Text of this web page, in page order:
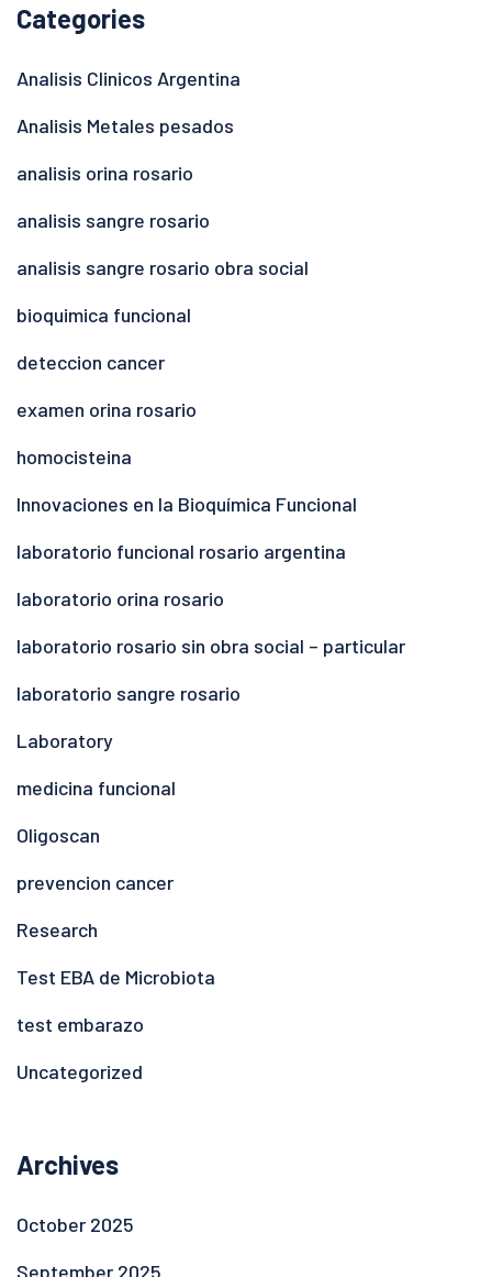
Categories
Analisis Clinicos Argentina
Analisis Metales pesados
analisis orina rosario
analisis sangre rosario
analisis sangre rosario obra social
bioquimica funcional
deteccion cancer
examen orina rosario
homocisteina
Innovaciones en la Bioquímica Funcional
laboratorio funcional rosario argentina
laboratorio orina rosario
laboratorio rosario sin obra social – particular
laboratorio sangre rosario
Laboratory
medicina funcional
Oligoscan
prevencion cancer
Research
Test EBA de Microbiota
test embarazo
Uncategorized
Archives
October 2025
September 2025